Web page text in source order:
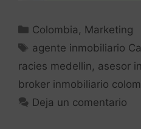
Colombia , Marketing
agente inmobiliario
racies medellin, asesor
broker inmobiliario
Deja un comentario